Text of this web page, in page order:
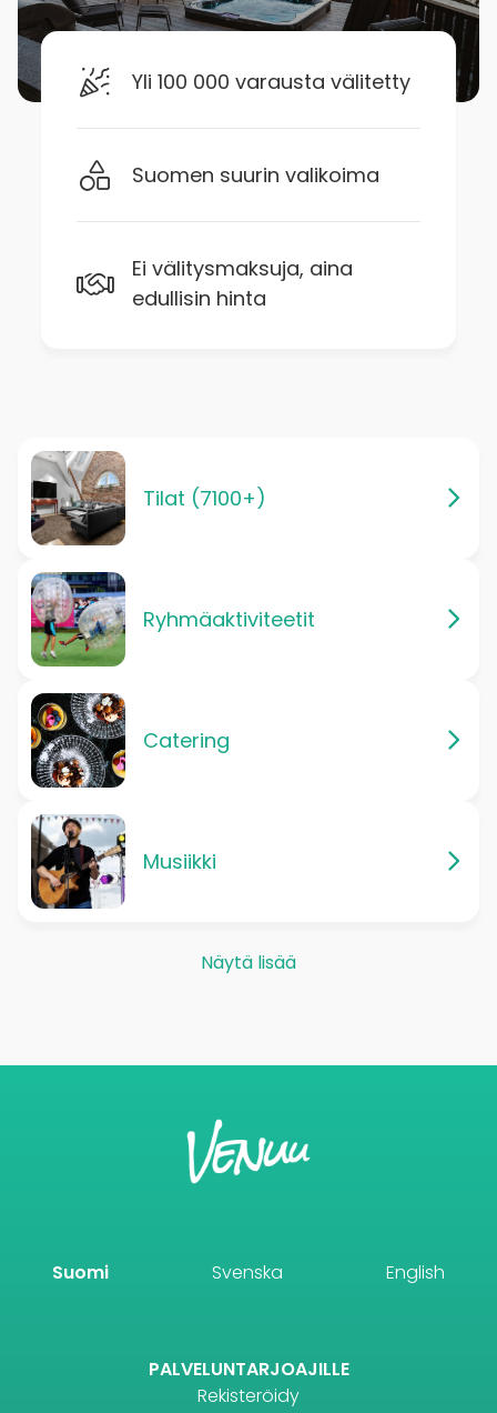
Yli 100 000 varausta välitetty
Suomen suurin valikoima
Ei välitysmaksuja, aina
edullisin hinta
Tilat (7100+)
Ryhmäaktiviteetit
Catering
Musiikki
Näytä lisää
Suomi Svenska English
PALVELUNTARJOAJILLE
Rekisteröidy